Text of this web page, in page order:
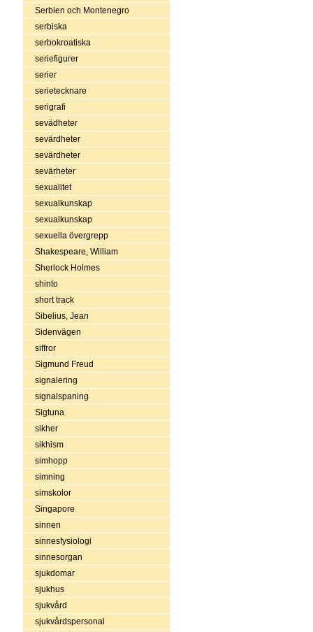
Serbien och Montenegro
serbiska
serbokroatiska
seriefigurer
serier
serietecknare
serigrafi
sevädheter
sevärdheter
sevärdheter
sevärheter
sexualitet
sexualkunskap
sexualkunskap
sexuella övergrepp
Shakespeare, William
Sherlock Holmes
shinto
short track
Sibelius, Jean
Sidenvägen
siffror
Sigmund Freud
signalering
signalspaning
Sigtuna
sikher
sikhism
simhopp
simning
simskolor
Singapore
sinnen
sinnesfysiologi
sinnesorgan
sjukdomar
sjukhus
sjukvård
sjukvårdspersonal